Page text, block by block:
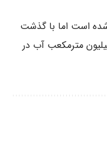
شده است اما با گذشت
هیچ‌یک از دولت‌های مستقر برای رفع آن چاره‌ای حقیقی پیدا نکرده‌اند. فقط ۱۸ میلیون مترمکعب آب در